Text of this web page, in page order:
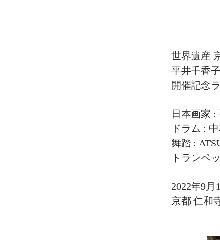
世界遺産
平井千香
開催記念
日本画家 :
ドラム :
舞踏 :
トランペ
2022年9月
京都 仁和